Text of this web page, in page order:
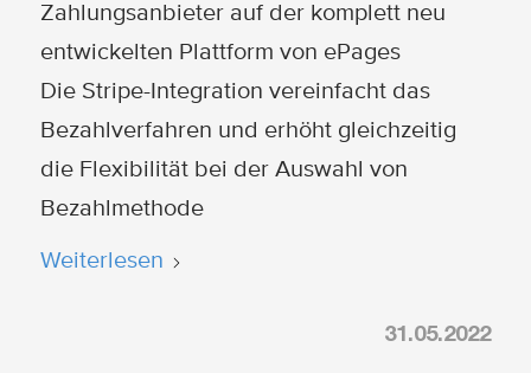
Zahlungsanbieter auf der komplett neu
entwickelten Plattform von ePages
Die Stripe-Integration vereinfacht das
Bezahlverfahren und erhöht gleichzeitig
die Flexibilität bei der Auswahl von
Bezahlmethode
Weiterlesen
31.05.2022